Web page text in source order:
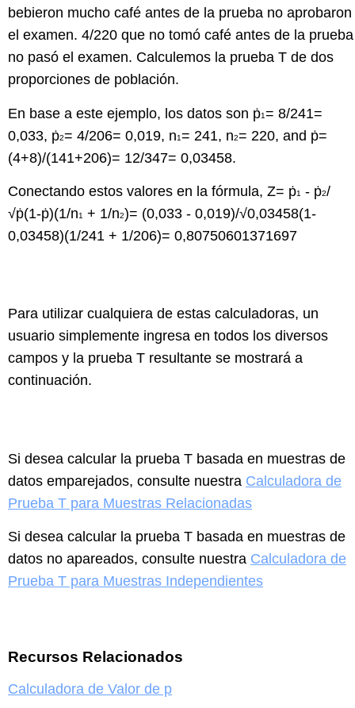
bebieron mucho café antes de la prueba no aprobaron
el examen. 4/220 que no tomó café antes de la prueba
no pasó el examen. Calculemos la prueba T de dos
proporciones de población.
En base a este ejemplo, los datos son ṗ1= 8/241=
0,033, ṗ2= 4/206= 0,019, n1= 241, n2= 220, and ṗ=
(4+8)/(141+206)= 12/347= 0,03458.
Conectando estos valores en la fórmula, Z= ṗ1 - ṗ2/
√ṗ(1-ṗ)(1/n1 + 1/n2)= (0,033 - 0,019)/√0,03458(1-
0,03458)(1/241 + 1/206)= 0,80750601371697
Para utilizar cualquiera de estas calculadoras, un
usuario simplemente ingresa en todos los diversos
campos y la prueba T resultante se mostrará a
continuación.
Si desea calcular la prueba T basada en muestras de
datos emparejados, consulte nuestra Calculadora de
Prueba T para Muestras Relacionadas
Si desea calcular la prueba T basada en muestras de
datos no apareados, consulte nuestra Calculadora de
Prueba T para Muestras Independientes
Recursos Relacionados
Calculadora de Valor de p